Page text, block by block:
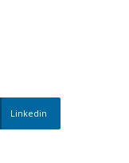
Linkedin